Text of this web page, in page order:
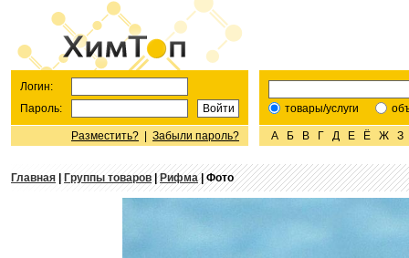
Логин:
Пароль:
Разместить? Забыли пароль?
товары/услуги
А Б В Г Д Е Ё Ж З
Главная Группы товаров|Рифма| Фото